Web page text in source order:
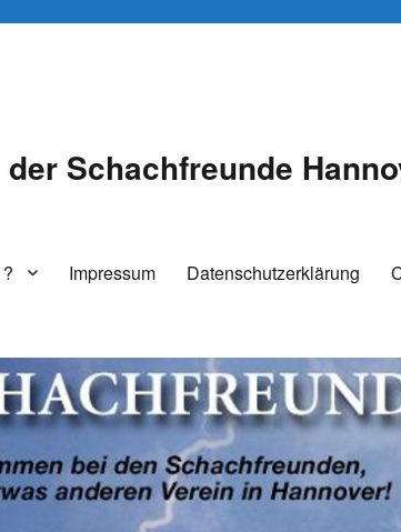
Schachfreunde
Impressum Datenschutzerklärung